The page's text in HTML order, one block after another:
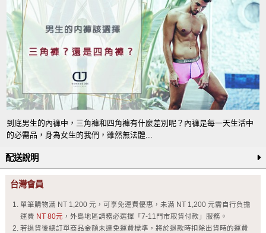
到底男生的內褲中，三角褲和四角褲有什麼差別呢？內褲是每一天生活中
的必需品，身為女生的我們，雖然無法體...
配送說明
台灣會員
單筆購物滿 NT 1,200 元，可享免運費優惠，未滿 NT 1,200 元需自行負擔
運費 NT 80元 ，外島地區請務必選擇「7-11門市取貨付款」服務。
若退貨後總訂單商品金額未達免運費標準，將於退款時扣除出貨時的運費